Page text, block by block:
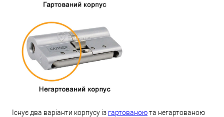
Існує два варіанти корпусу із гартованоюта негартованою